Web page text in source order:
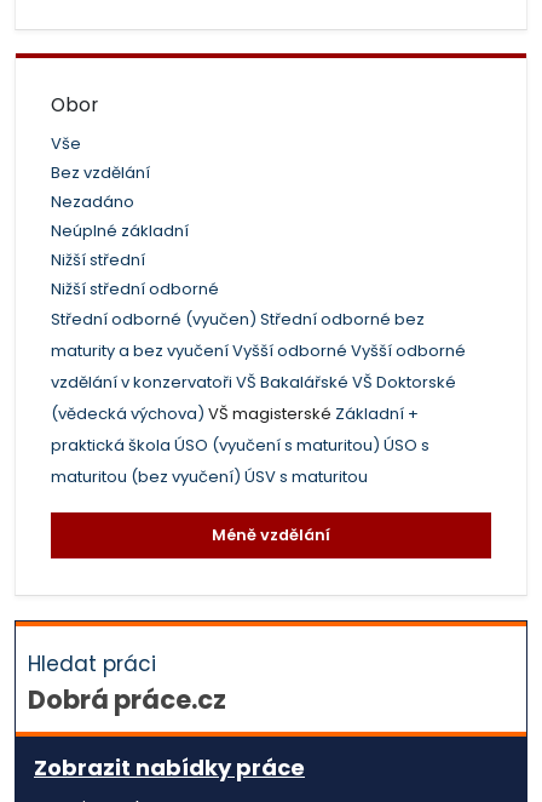
Obor
Vše
Bez vzdělání
Nezadáno
Neúplné základní
Nižší střední
Nižší střední odborné
Střední odborné (vyučen) Střední odborné bez
maturity a bez vyučeníVyšší odborné Vyšší odborné
vzdělání v konzervatoři VŠ Bakalářské VŠ Doktorské
(vědecká výchova) VŠ magisterské Základní +
praktická škola ÚSO (vyučení s maturitou) ÚSO s
maturitou (bez vyučení) ÚSV s maturitou
Méně vzdělání
Hledat práci
Dobrá práce.cz
Zobrazit nabídky práce